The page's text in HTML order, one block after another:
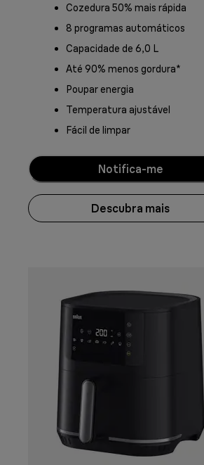
Cozedura 50% mais rápida
8 programas automáticos
Capacidade de 6,0 L
Até 90% menos gordura*
Poupar energia
Temperatura ajustável
Fácil de limpar
Notifica-me
Descubra mais